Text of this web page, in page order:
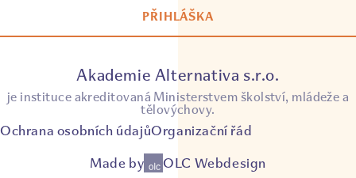
PŘIHLÁŠKA
Akademie Alternativa s.r.o.
je instituce akreditovaná Ministerstvem školství, mládeže a
tělovýchovy.
Ochrana osobních údajůOrganizační řád
Made by
OLC Webdesign